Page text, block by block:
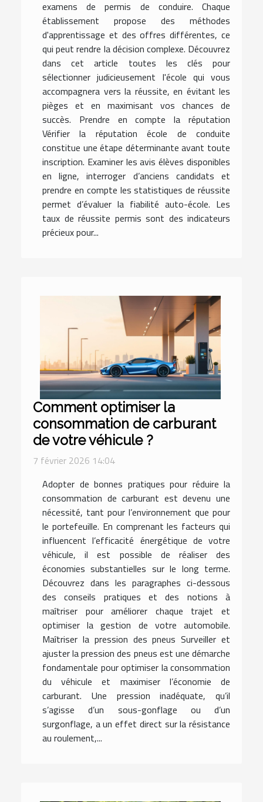
examens de permis de conduire. Chaque
établissement propose des méthodes
d'apprentissage et des offres différentes, ce
qui peut rendre la décision complexe. Découvrez
dans cet article toutes les clés pour
sélectionner judicieusement l'école qui vous
accompagnera vers la réussite, en évitant les
pièges et en maximisant vos chances de
succès. Prendre en compte la réputation
Vérifier la réputation école de conduite
constitue une étape déterminante avant toute
inscription. Examiner les avis élèves disponibles
en ligne, interroger d’anciens candidats et
prendre en compte les statistiques de réussite
permet d’évaluer la fiabilité auto-école. Les
taux de réussite permis sont des indicateurs
précieux pour...
Comment optimiser la
consommation de carburant
de votre véhicule ?
7 février 2026 14:04
Adopter de bonnes pratiques pour réduire la
consommation de carburant est devenu une
nécessité, tant pour l’environnement que pour
le portefeuille. En comprenant les facteurs qui
influencent l’efficacité énergétique de votre
véhicule, il est possible de réaliser des
économies substantielles sur le long terme.
Découvrez dans les paragraphes ci-dessous
des conseils pratiques et des notions à
maîtriser pour améliorer chaque trajet et
optimiser la gestion de votre automobile.
Maîtriser la pression des pneus Surveiller et
ajuster la pression des pneus est une démarche
fondamentale pour optimiser la consommation
du véhicule et maximiser l’économie de
carburant. Une pression inadéquate, qu’il
s’agisse d’un sous-gonflage ou d’un
surgonflage, a un effet direct sur la résistance
au roulement,...